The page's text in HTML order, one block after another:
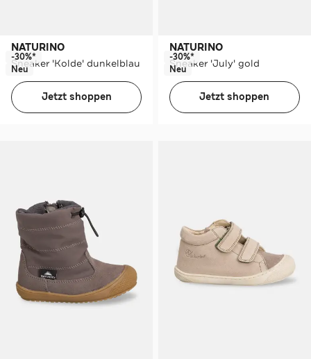
NATURINO
Sneaker 'Kolde' dunkelblau
-30%*
Neu
Jetzt shoppen
NATURINO
Sneaker 'July' gold
-30%*
Neu
Jetzt shoppen